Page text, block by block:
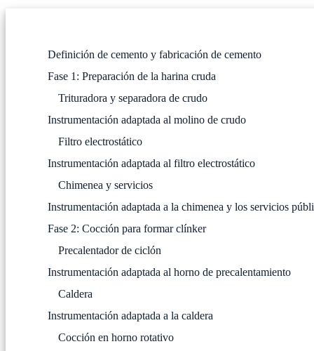
Definición de cemento y fabricación de cemento
Fase 1: Preparación de la harina cruda
Trituradora y separadora de crudo
Instrumentación adaptada al molino de crudo
Filtro electrostático
Instrumentación adaptada al filtro electrostático
Chimenea y servicios
Instrumentación adaptada a la chimenea y los servicios
Fase 2: Cocción para formar clínker
Precalentador de ciclón
Instrumentación adaptada al horno de precalentamiento
Caldera
Instrumentación adaptada a la caldera
Cocción en horno rotativo